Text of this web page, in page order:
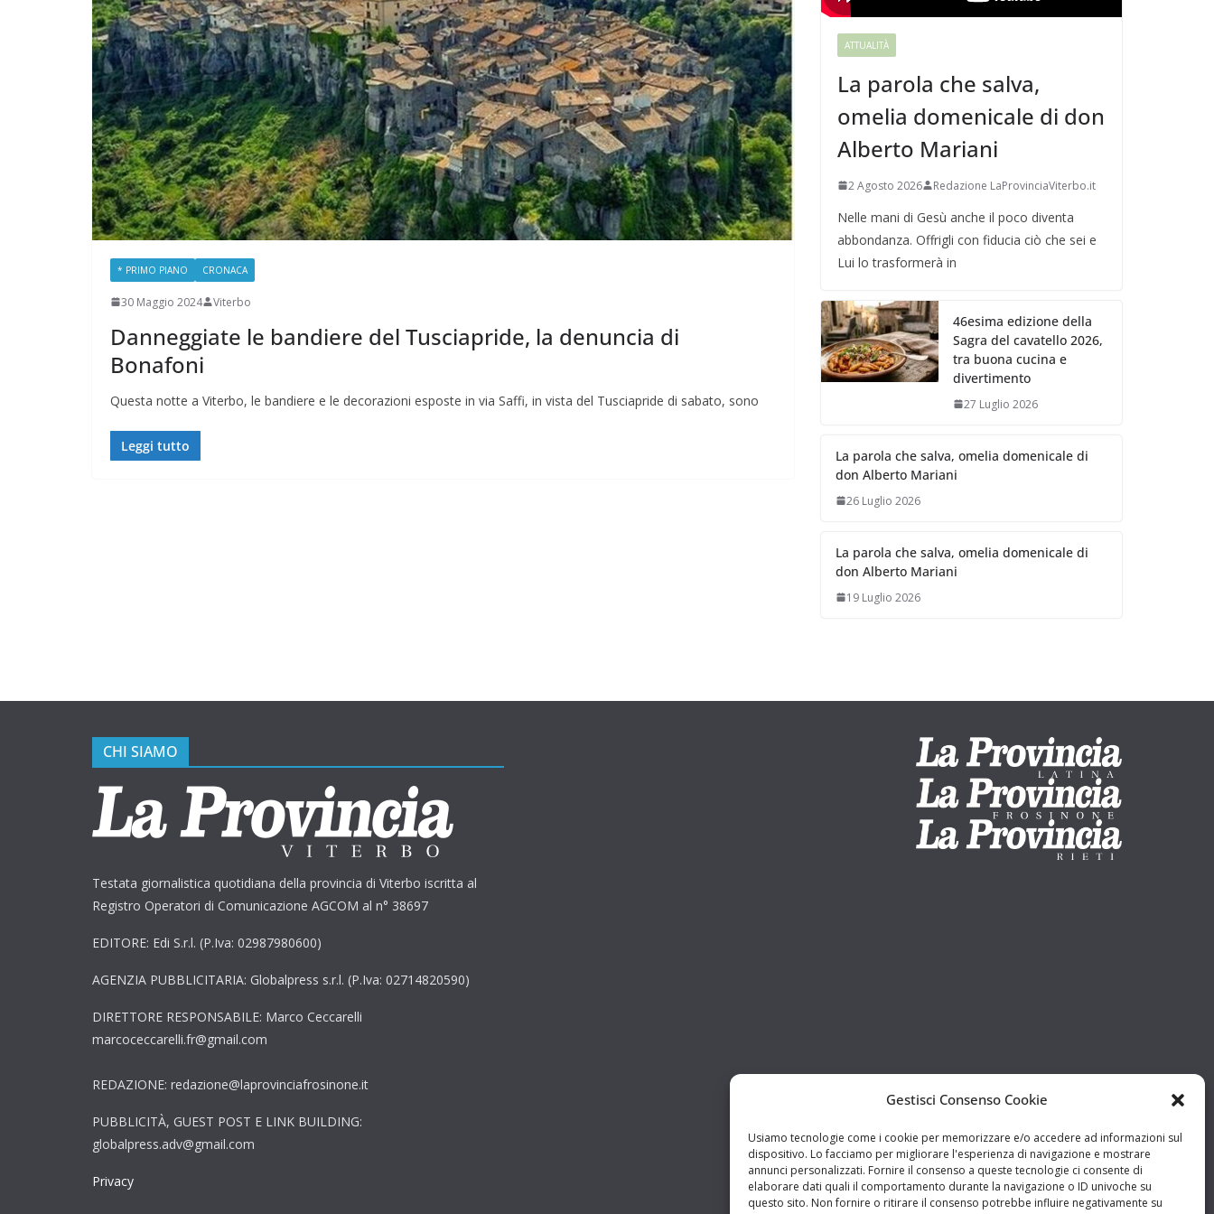
Gestisci Consenso Cookie
Usiamo tecnologie come i cookie per memorizzare e/o accedere ad informazioni sul
dispositivo. Lo facciamo per migliorare l'esperienza di navigazione e mostrare
annunci personalizzati. Fornire il consenso a queste tecnologie ci consente di
elaborare dati quali il comportamento durante la navigazione o ID univoche su
questo sito. Non fornire o ritirare il consenso potrebbe influire negativamente su
* PRIMO PIANO CRONACA
30 Maggio 2024 Viterbo
Danneggiate le bandiere del Tusciapride, la denuncia di
Bonafoni
Questa notte a Viterbo, le bandiere e le decorazioni esposte in via Saffi, in vista del Tusciapride di sabato, sono
Leggi tutto
ATTUALITÀ
La parola che salva,
omelia domenicale di don
Alberto Mariani
2 Agosto 2026 Redazione LaProvinciaViterbo.it
Nelle mani di Gesù anche il poco diventa
abbondanza. Offrigli con fiducia ciò che sei e
Lui lo trasformerà in
46esima edizione della
Sagra del cavatello 2026,
tra buona cucina e
divertimento
27 Luglio 2026
La parola che salva, omelia domenicale di
don Alberto Mariani
26 Luglio 2026
La parola che salva, omelia domenicale di
don Alberto Mariani
19 Luglio 2026
CHI SIAMO
Testata giornalistica quotidiana della provincia di Viterbo iscritta al
Registro Operatori di Comunicazione AGCOM al n° 38697
EDITORE: Edi S.r.l. (P.Iva: 02987980600)
AGENZIA PUBBLICITARIA: Globalpress s.r.l. (P.Iva: 02714820590)
DIRETTORE RESPONSABILE: Marco Ceccarelli
marcoceccarelli.fr@gmail.com
REDAZIONE: redazione@laprovinciafrosinone.it
PUBBLICITÀ, GUEST POST E LINK BUILDING:
globalpress.adv@gmail.com
Privacy